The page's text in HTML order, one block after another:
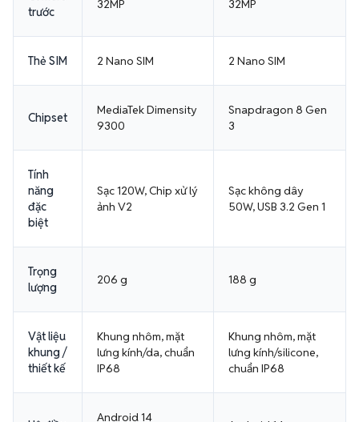
trước
32MP 32MP
Thẻ SIM 2 Nano SIM 2 Nano SIM
Chipset
MediaTek Dimensity
9300
Snapdragon 8 Gen
3
Tính
năng
đặc
biệt
Sạc 120W, Chip xử lý
ảnh V2
Sạc không dây
50W, USB 3.2 Gen 1
Trọng
lượng
206 g 188 g
Vật liệu
khung /
thiết kế
Khung nhôm, mặt
lưng kính/da, chuẩn
IP68
Khung nhôm, mặt
lưng kính/silicone,
chuẩn IP68
Android 14